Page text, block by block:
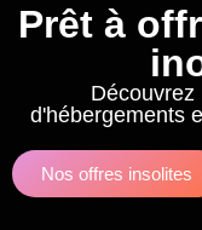
Prêt à
Découvrez
d'hébergements
Nos offres insolites